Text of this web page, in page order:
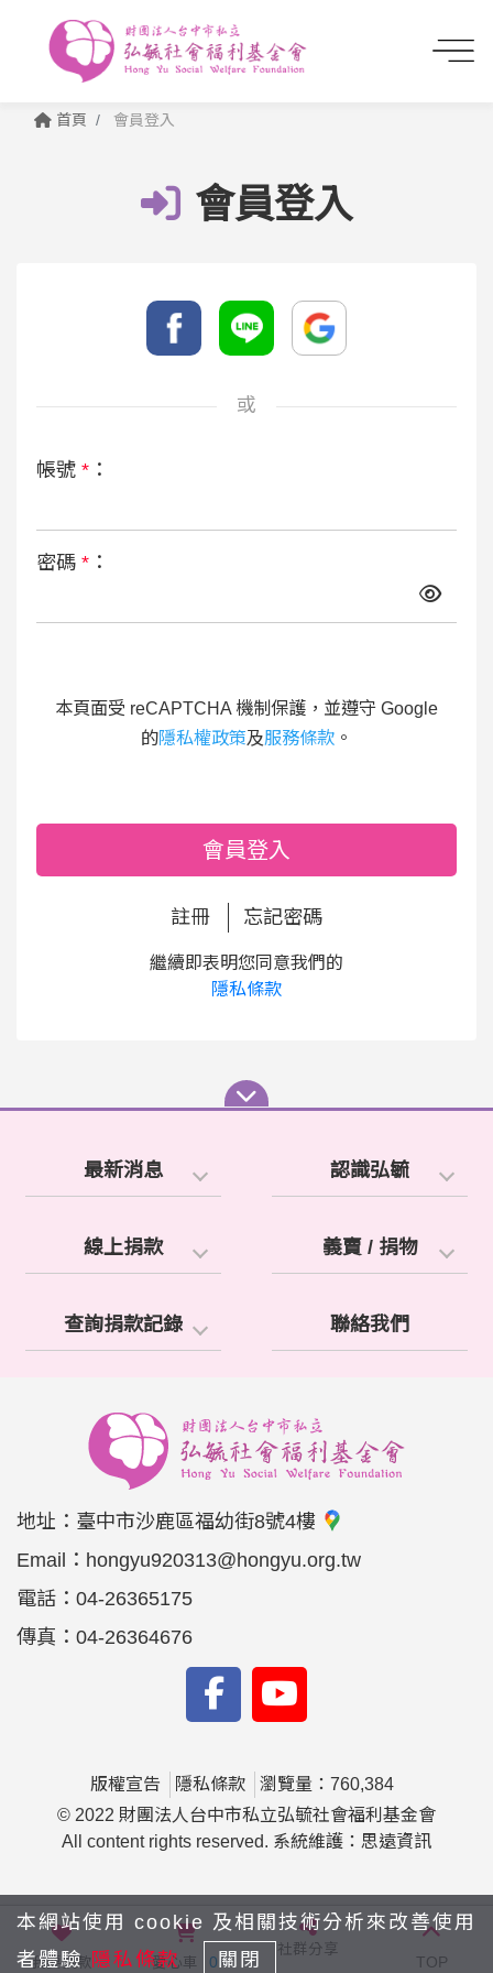
首頁 會員登入
會員登入
或
帳號 * ：
密碼 * ：
本頁面受 reCAPTCHA 機制保護，並遵守 Google
的隱私權政策及服務條款 。
會員登入
註冊 忘記密碼
繼續即表明您同意我們的
隱私條款
最新消息 認識弘毓
線上捐款 義賣 / 捐物
查詢捐款記錄 聯絡我們
地址： 臺中市沙鹿區福幼街8號4樓
Email： hongyu920313@hongyu.org.tw
電話： 04-26365175
傳真： 04-26364676
版權宣告 隱私條款
瀏覽量：760,384
© 2022 財團法人台中市私立弘毓社會福利基金會
All content rights reserved. 系統維護：思遠資訊
我要捐款 愛心車 0
社群分享
TOP
本網站使用 cookie 及相關技術分析來改善使用
者體驗 隱私條款 關閉